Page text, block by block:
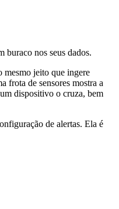
buraco nos seus dados.
mesmo jeito que ingere
frota de sensores mostra a
dispositivo o cruza, bem
de alertas. Ela é